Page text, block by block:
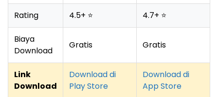
Rating 4.5+ ⭐ 4.7+ ⭐
Biaya
Download
Gratis Gratis
Link
Download
Download di
Play Store
Download di
App Store